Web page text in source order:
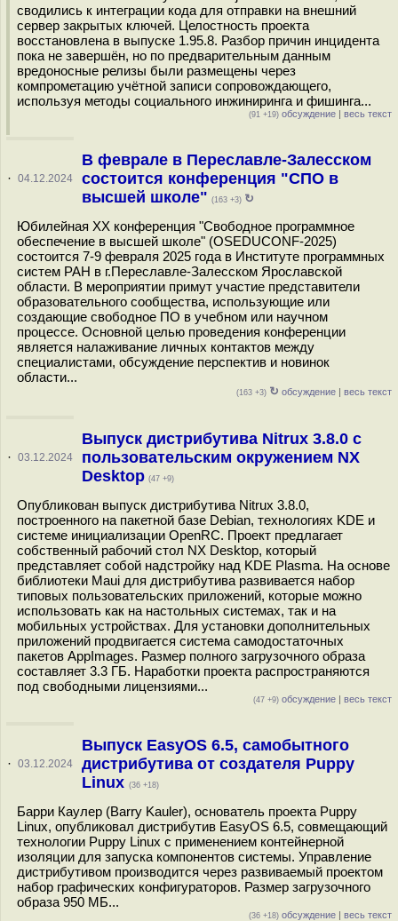
сводились к интеграции кода для отправки на внешний
сервер закрытых ключей. Целостность проекта
восстановлена в выпуске 1.95.8. Разбор причин инцидента
пока не завершён, но по предварительным данным
вредоносные релизы были размещены через
компрометацию учётной записи сопровождающего,
используя методы социального инжиниринга и фишинга...
(91 +19) обсуждение | весь текст
· 04.12.2024
В феврале в Переславле-Залесском
состоится конференция "СПО в
высшей школе" (163 +3) ↻
Юбилейная XX конференция "Свободное программное
обеспечение в высшей школе" (OSEDUCONF-2025)
состоится 7-9 февраля 2025 года в Институте программных
систем РАН в г.Переславле-Залесском Ярославской
области. В мероприятии примут участие представители
образовательного сообщества, использующие или
создающие свободное ПО в учебном или научном
процессе. Основной целью проведения конференции
является налаживание личных контактов между
специалистами, обсуждение перспектив и новинок
области...
(163 +3) ↻ обсуждение | весь текст
· 03.12.2024
Выпуск дистрибутива Nitrux 3.8.0 с
пользовательским окружением NX
Desktop (47 +9)
Опубликован выпуск дистрибутива Nitrux 3.8.0,
построенного на пакетной базе Debian, технологиях KDE и
системе инициализации OpenRC. Проект предлагает
собственный рабочий стол NX Desktop, который
представляет собой надстройку над KDE Plasma. На основе
библиотеки Maui для дистрибутива развивается набор
типовых пользовательских приложений, которые можно
использовать как на настольных системах, так и на
мобильных устройствах. Для установки дополнительных
приложений продвигается система самодостаточных
пакетов AppImages. Размер полного загрузочного образа
составляет 3.3 ГБ. Наработки проекта распространяются
под свободными лицензиями...
(47 +9) обсуждение | весь текст
· 03.12.2024
Выпуск EasyOS 6.5, самобытного
дистрибутива от создателя Puppy
Linux (36 +18)
Барри Каулер (Barry Kauler), основатель проекта Puppy
Linux, опубликовал дистрибутив EasyOS 6.5, совмещающий
технологии Puppy Linux с применением контейнерной
изоляции для запуска компонентов системы. Управление
дистрибутивом производится через развиваемый проектом
набор графических конфигураторов. Размер загрузочного
образа 950 МБ...
(36 +18) обсуждение | весь текст